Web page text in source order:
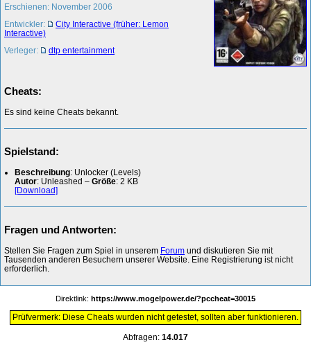
Erschienen: November 2006
Entwickler:
City Interactive (früher: Lemon
Interactive)
Verleger:
dtp entertainment
Cheats:
Es sind keine Cheats bekannt.
Spielstand:
Beschreibung: Unlocker (Levels)
Autor: Unleashed – Größe: 2 KB
[Download]
Fragen und Antworten:
Stellen Sie Fragen zum Spiel in unserem Forum und diskutieren Sie mit
Tausenden anderen Besuchern unserer Website. Eine Registrierung ist nicht
erforderlich.
Direktlink: https://www.mogelpower.de/?pccheat=30015
Prüfvermerk: Diese Cheats wurden nicht getestet, sollten aber funktionieren.
Abfragen: 14.017